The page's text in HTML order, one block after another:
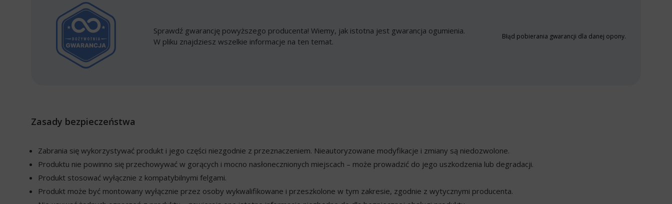
Sprawdź gwarancję powyższego producenta! Wiemy, jak istotna jest gwarancja ogumienia.
W pliku znajdziesz wszelkie informacje na ten temat.
Błąd pobierania gwarancji dla danej opony.
Zasady bezpieczeństwa
Zabrania się wykorzystywać produkt i jego części niezgodnie z przeznaczeniem. Nieautoryzowane modyfikacje i zmiany są niedozwolone.
Produktu nie powinno się przechowywać w gorących i mocno nasłonecznionych miejscach – może prowadzić do jego uszkodzenia lub degradacji.
Produkt stosować wyłącznie z kompatybilnymi felgami.
Produkt może być montowany wyłącznie przez osoby wykwalifikowane i przeszkolone w tym zakresie, zgodnie z wytycznymi producenta.